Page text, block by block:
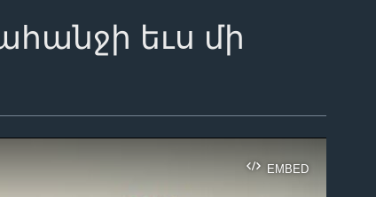
եւս մի
EMBED